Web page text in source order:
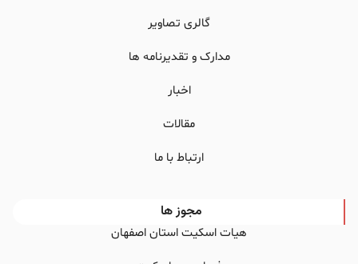
گالری تصاویر
مدارک و تقدیرنامه ها
اخبار
مقالات
ارتباط با ما
مجوز ها
هیات اسکیت استان اصفهان